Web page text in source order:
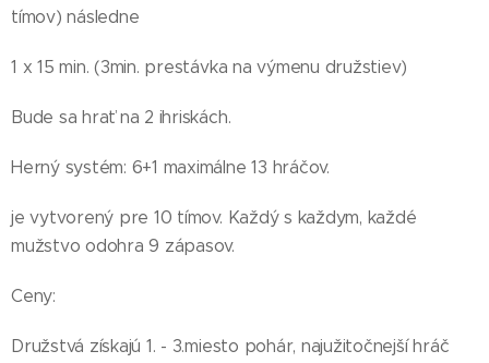
tímov) následne
1 x 15 min. (3min. prestávka na výmenu družstiev)
Bude sa hrať na 2 ihriskách.
Herný systém: 6+1 maximálne 13 hráčov.
je vytvorený pre 10 tímov. Každý s každym, každé
mužstvo odohra 9 zápasov.
Ceny:
Družstvá získajú 1. - 3.miesto pohár, najužitočnejší hráč